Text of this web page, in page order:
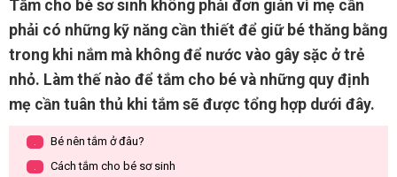
Tắm cho bé sơ sinh không phải đơn giản vì mẹ cần
phải có những kỹ năng cần thiết để giữ bé thăng bằng
trong khi nắm mà không để nước vào gây sặc ở trẻ
nhỏ. Làm thế nào để tắm cho bé và những quy định
mẹ cần tuân thủ khi tắm sẽ được tổng hợp dưới đây.
. Bé nên tắm ở đâu?
. Cách tắm cho bé sơ sinh